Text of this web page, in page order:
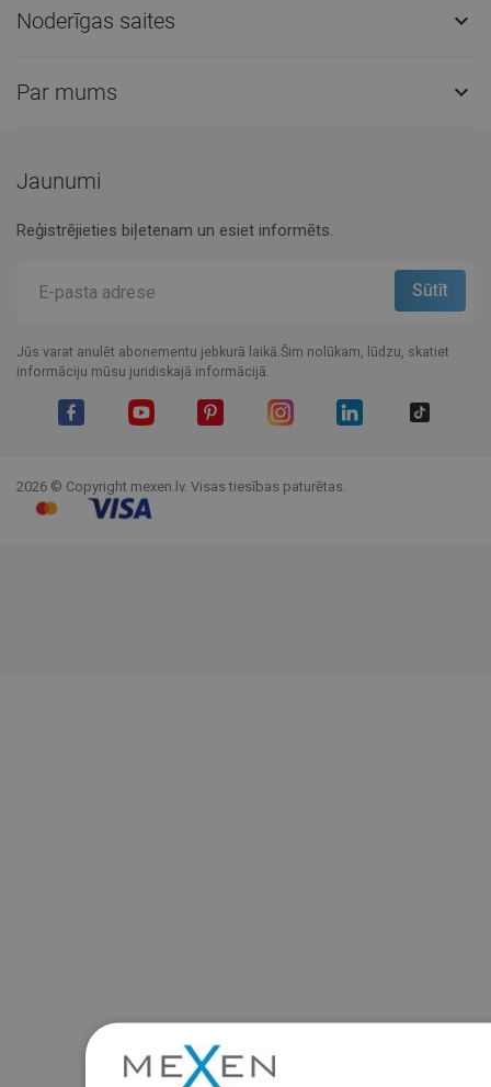
Noderīgas saites 
Par mums 
Jaunumi
Reģistrējieties biļetenam un esiet informēts.
Jūs varat anulēt abonementu jebkurā laikā.Šim nolūkam, lūdzu, skatiet
informāciju mūsu juridiskajā informācijā.
2026 © Copyright mexen.lv. Visas tiesības paturētas.